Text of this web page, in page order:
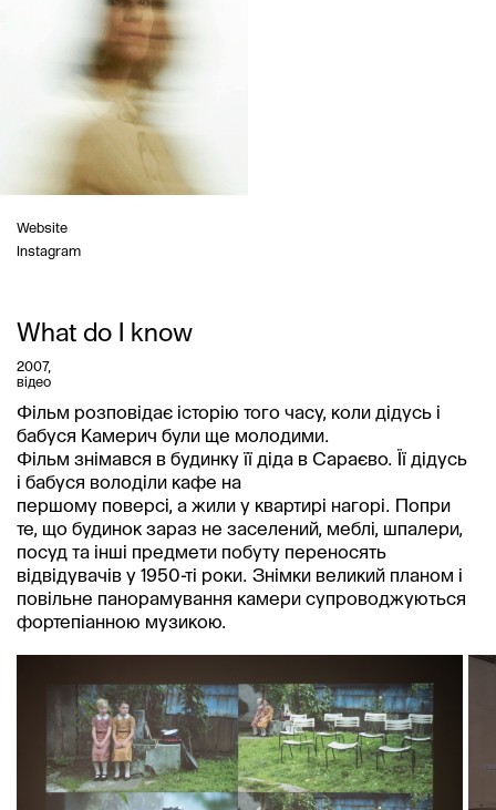
Website
Instagram
What do I know
2007,
відео
Фільм розповідає історію того часу, коли дідусь і
бабуся Камерич були ще молодими.
Фільм знімався в будинку її діда в Сараєво. Її дідусь
і бабуся володіли кафе на
першому поверсі, а жили у квартирі нагорі. Попри
те, що будинок зараз не заселений, меблі, шпалери,
посуд та інші предмети побуту переносять
відвідувачів у 1950-ті роки. Знімки великий планом і
повільне панорамування камери супроводжуються
фортепіанною музикою.